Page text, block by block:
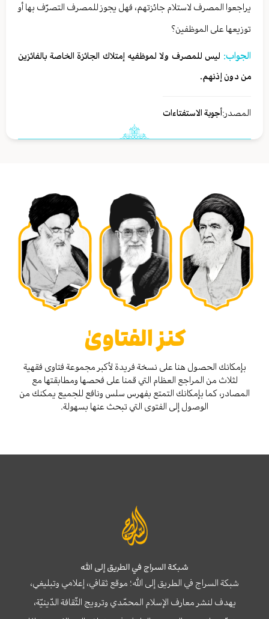
يراجعوا المصرف لاستلام جائزتهم، فهل يجوز للمصرف التصرّف بها أو
توزيعها على الموظفين؟
الجواب: ليس للمصرف ولا لموظفيه إمتلاك الجائزة الخاصة بالفائزين
من دون إذنهم.
المصدر:أجوبة الاستفتاءات
كنز الفتاوىٰ
بإمكانك الحصول هنا على نسخة فريدة لأكبر مجموعة فتاوى فقهية
لثلاث من المراجع العظام التي قمنا على فحصها ومطابقتها مع
المصادر، كما بإمكانك التمتع بفهرس سلس ونافع للجميع يمكنك من
الوصول إلى الفتوى التي تبحث عنها بسهولة.
شبكة السراج في الطريق إلى الله
شبكة السراج في الطريق إلى الله؛ موقع ثقافي، إعلامي وتبليغي،
يهدف لنشر معارف الإسلام المحمّدي وترويج الثّقافة الدّينيّة،